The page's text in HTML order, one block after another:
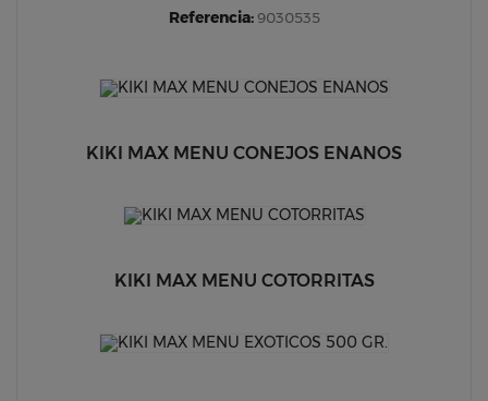
Referencia: 9030535
KIKI MAX MENU CONEJOS ENANOS
KIKI MAX MENU COTORRITAS